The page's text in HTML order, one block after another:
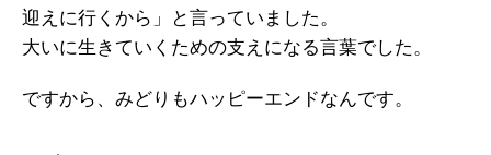
迎えに行くから」と言っていました。
大いに生きていくための支えになる言葉でした。
ですから、みどりもハッピーエンドなんです。